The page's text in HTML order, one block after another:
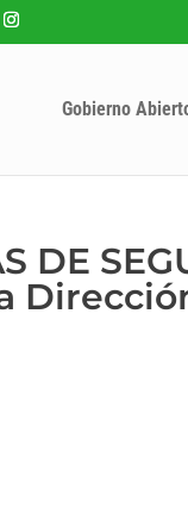
Gobierno
DE